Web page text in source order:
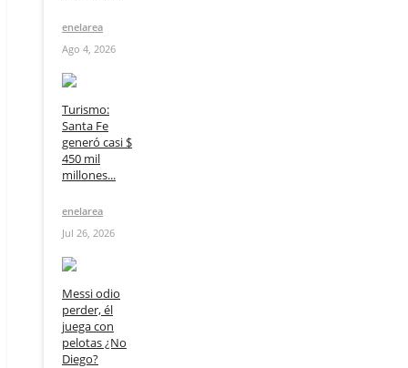
enelarea
Ago 4, 2026
Turismo:
Santa Fe
generó casi $
450 mil
millones...
enelarea
Jul 26, 2026
Messi odio
perder, él
juega con
pelotas ¿No
Diego?